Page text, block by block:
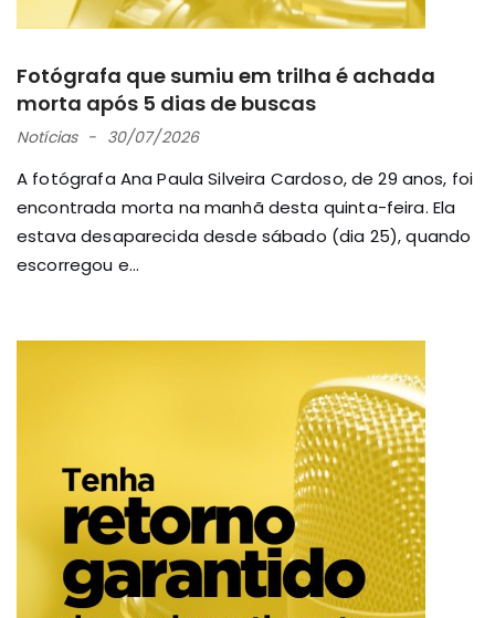
Fotógrafa que sumiu em trilha é achada
morta após 5 dias de buscas
Notícias 30/07/2026
A fotógrafa Ana Paula Silveira Cardoso, de 29 anos, foi
encontrada morta na manhã desta quinta-feira. Ela
estava desaparecida desde sábado (dia 25), quando
escorregou e...